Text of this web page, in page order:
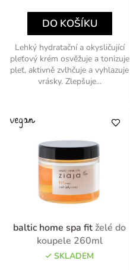
DO KOŠÍKU
Lehký hydratační a okysličující
pleťový krém osvěžuje a tonizuje
pleť, aktivně zvlhčuje a vyhlazuje
vrásky. Zlepšuje...
baltic home spa fit želé do
koupele 260ml
SKLADEM